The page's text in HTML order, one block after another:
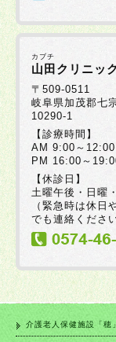
カブチ
山田クリニック
〒509-0511
岐阜県加茂郡七
10290-1
【診療時間】
AM 9:00～12:00
PM 16:00～
【休診日】
土曜午後・日曜
（緊急時は休日
でも連絡ください
介護老人保健施設「穂